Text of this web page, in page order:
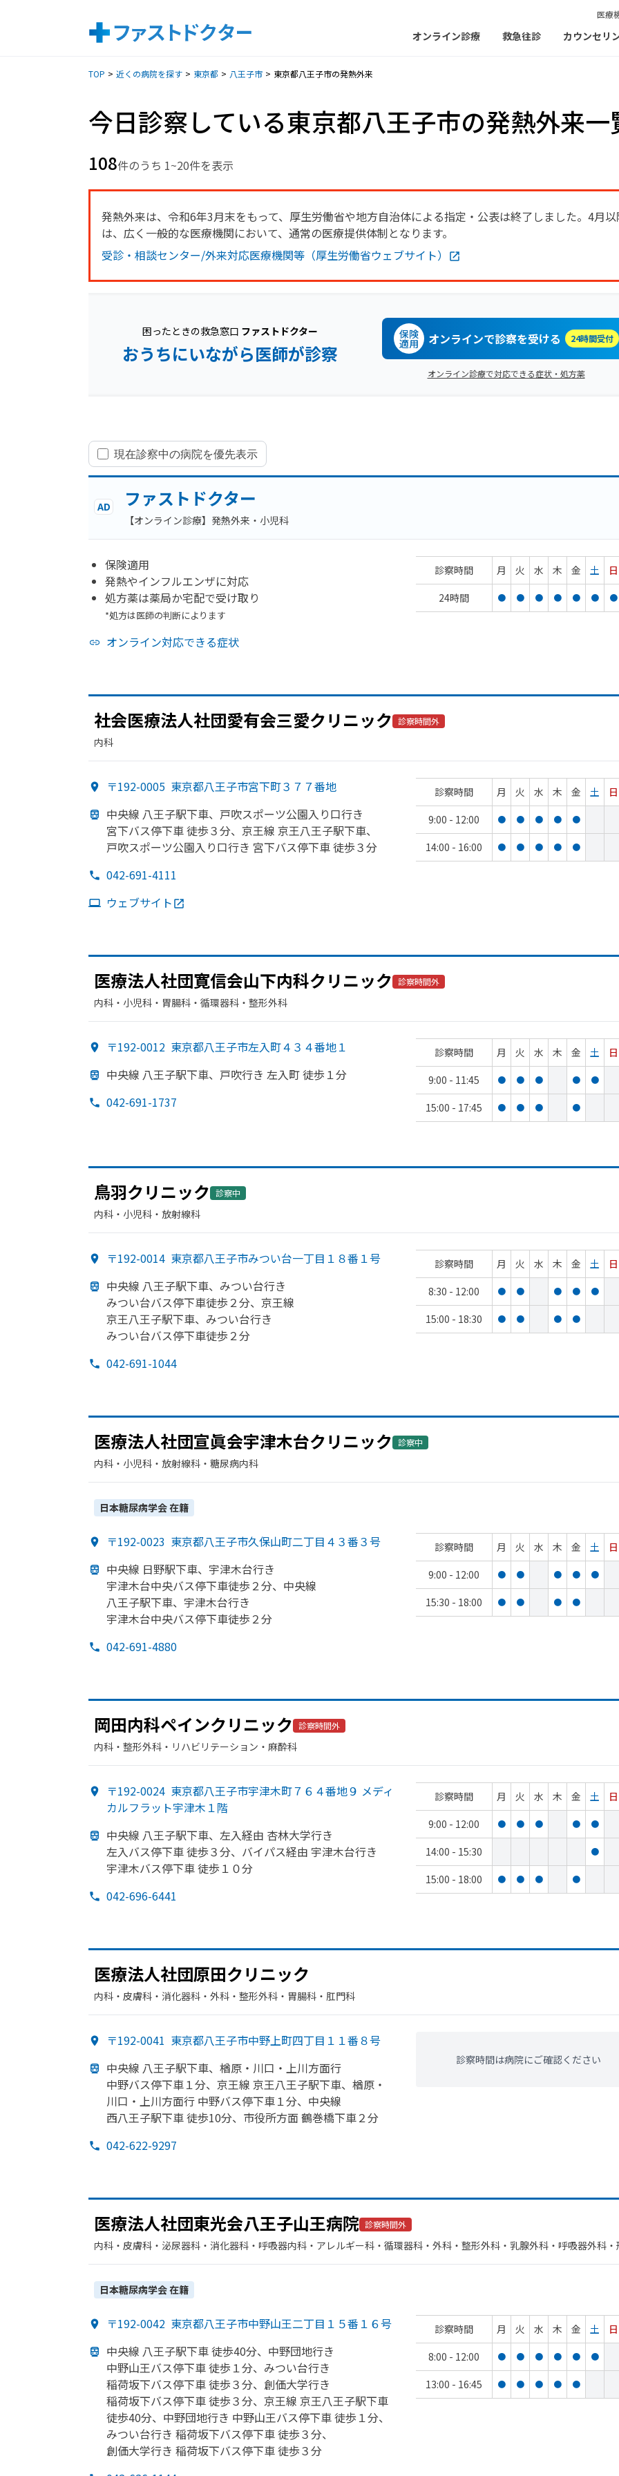
医療
オンライン診療 救急往診 カウンセリ
TOP 近くの病院を探す 東京都 八王子市 東京都八王子市の発熱外来
今日診察している東京都八王子市の発熱外来一
108件のうち 1~20件を表示
発熱外来は、令和6年3月末をもって、厚生労働省や地方自治体による指定・公表は終了しました。4月
は、広く一般的な医療機関において、通常の医療提供体制となります。
受診・相談センター/外来対応医療機関等（厚生労働省ウェブサイト）
困ったときの救急窓口 ファストドクター
おうちにいながら医師が診察
保険
適用 オンラインで診察を受ける 24時間受付
オンライン診療で対応できる症状・処方薬
現在診察中の病院を優先表示
AD ファストドクター
【オンライン診療】発熱外来・小児科
保険適用
発熱やインフルエンザに対応
処方薬は薬局か宅配で受け取り
*処方は医師の判断によります
オンライン対応できる症状
診察時間 月 火 水 木 金 土
日
24時間
● ● ● ● ● ● ●
社会医療法人社団愛有会三愛クリニック 診察時間外
内科
〒192-0005 東京都八王子市宮下町３７７番地
中央線 八王子駅下車、 戸吹スポーツ公園入り口行き
宮下バス停下車 徒歩３分、 京王線 京王八王子駅下車、
戸吹スポーツ公園入り口行き 宮下バス停下車 徒歩３分
042-691-4111
ウェブサイト
診察時間 月 火 水 木 金 土
日
9:00 - 12:00
● ● ● ● ●
14:00 - 16:00 ● ● ● ● ●
医療法人社団寛信会山下内科クリニック 診察時間外
内科・​小児科・​胃腸科・​循環器科・​整形外科
〒192-0012 東京都八王子市左入町４３４番地１
中央線 八王子駅下車、 戸吹行き 左入町 徒歩１分
042-691-1737
診察時間 月 火 水 木 金 土
日
9:00 - 11:45
● ● ● ● ●
15:00 - 17:45 ● ● ● ●
鳥羽クリニック 診察中
内科・​小児科・​放射線科
〒192-0014 東京都八王子市みつい台一丁目１８番１号
中央線 八王子駅下車、 みつい台行き
みつい台バス停下車徒歩２分、 京王線
京王八王子駅下車、 みつい台行き
みつい台バス停下車徒歩２分
042-691-1044
診察時間 月 火 水 木 金 土
日
8:30 - 12:00
● ● ● ● ●
15:00 - 18:30 ● ● ● ●
医療法人社団宣眞会宇津木台クリニック 診察中
内科・​小児科・​放射線科・​糖尿病内科
日本糖尿病学会在籍
〒192-0023 東京都八王子市久保山町二丁目４３番３号
中央線 日野駅下車、 宇津木台行き
宇津木台中央バス停下車徒歩２分、 中央線
八王子駅下車、 宇津木台行き
宇津木台中央バス停下車徒歩２分
042-691-4880
診察時間 月 火 水 木 金 土
日
9:00 - 12:00
● ● ● ● ●
15:30 - 18:00 ● ● ● ●
岡田内科ペインクリニック 診察時間外
内科・​整形外科・​リハビリテーション・​麻酔科
〒192-0024 東京都八王子市宇津木町７６４番地９ メディ
カルフラット宇津木１階
中央線 八王子駅下車、 左入経由 杏林大学行き
左入バス停下車 徒歩３分、 バイパス経由 宇津木台行き
宇津木バス停下車 徒歩１０分
042-696-6441
診察時間 月 火 水 木 金 土
日
9:00 - 12:00
● ● ● ● ●
14:00 - 15:30 ●
15:00 - 18:00 ● ● ● ●
医療法人社団原田クリニック
内科・​皮膚科・​消化器科・​外科・​整形外科・​胃腸科・​肛門科
〒192-0041 東京都八王子市中野上町四丁目１１番８号
中央線 八王子駅下車、 楢原・川口・上川方面行
中野バス停下車１分、 京王線 京王八王子駅下車、 楢原・
川口・上川方面行 中野バス停下車１分、 中央線
西八王子駅下車 徒歩10分、 市役所方面 鶴巻橋下車２分
042-622-9297
診察時間は病院にご確認ください
医療法人社団東光会八王子山王病院 診察時間外
内科・​皮膚科・​泌尿器科・​消化器科・​呼吸器内科・​アレルギー科・​循環器科・​外科・​整形外科・​乳腺外科・​呼吸器外科・​
日本糖尿病学会在籍
〒192-0042 東京都八王子市中野山王二丁目１５番１６号
中央線 八王子駅下車 徒歩40分、 中野団地行き
中野山王バス停下車 徒歩１分、 みつい台行き
稲荷坂下バス停下車 徒歩３分、 創価大学行き
稲荷坂下バス停下車 徒歩３分、 京王線 京王八王子駅下車
徒歩40分、 中野団地行き 中野山王バス停下車 徒歩１分、
みつい台行き 稲荷坂下バス停下車 徒歩３分、
創価大学行き 稲荷坂下バス停下車 徒歩３分
診察時間 月 火 水 木 金 土
日
8:00 - 12:00
● ● ● ● ● ●
13:00 - 16:45 ● ● ● ● ●